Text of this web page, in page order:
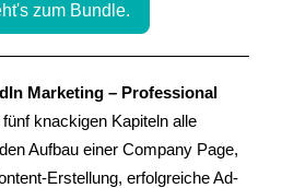
zum Bundle.
Marketing – Professional
knackigen Kapiteln alle
Aufbau einer Company Page,
Erstellung, erfolgreiche Ad-